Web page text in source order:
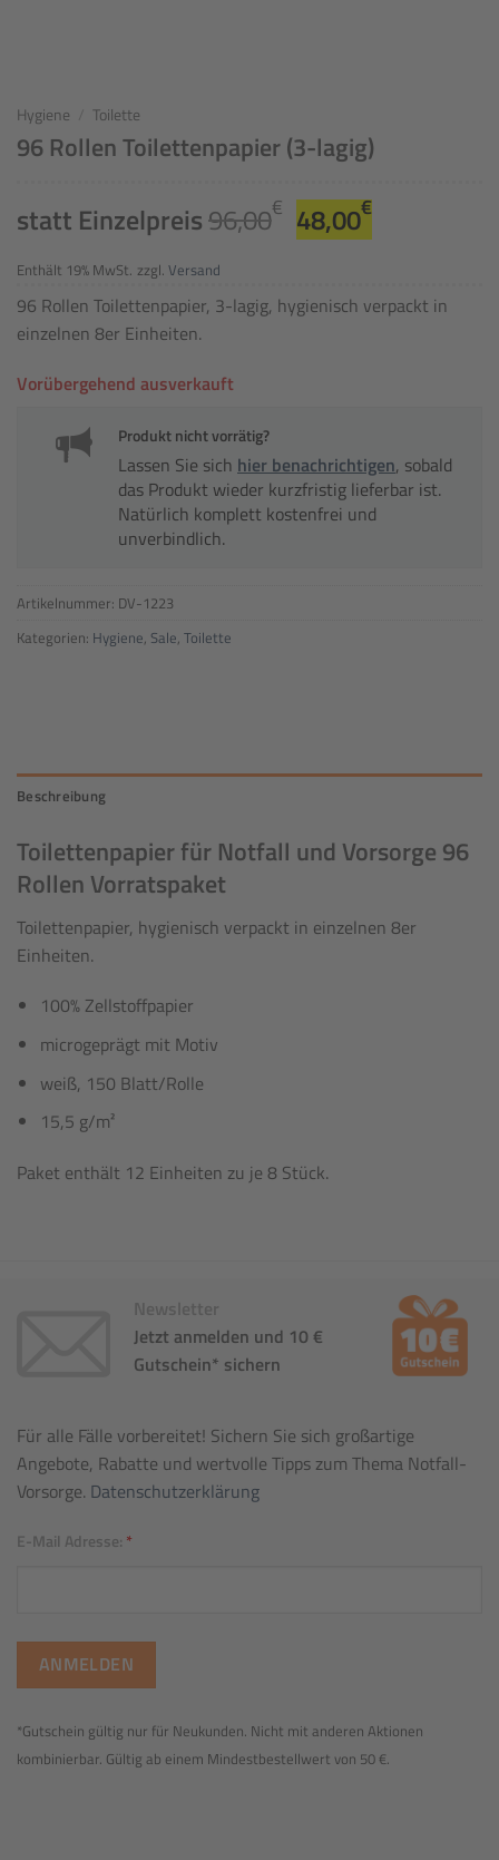
Hygiene Toilette
96 Rollen Toilettenpapier (3-lagig)
statt Einzelpreis96,00€ Ursprünglicher
Preis
96,00€
48,00€Aktueller
Preis
48,00€.
Enthält 19% MwSt. zzgl. Versand
96 Rollen Toilettenpapier, 3-lagig, hygienisch verpackt in
einzelnen 8er Einheiten.
Vorübergehend ausverkauft
Produkt nicht vorrätig?
Lassen Sie sich hier benachrichtigen, sobald
das Produkt wieder kurzfristig lieferbar ist.
Natürlich komplett kostenfrei und
unverbindlich.
Artikelnummer: DV-1223
Kategorien: Hygiene, Sale, Toilette
Beschreibung
Toilettenpapier für Notfall und Vorsorge 96
Rollen Vorratspaket
Toilettenpapier, hygienisch verpackt in einzelnen 8er
Einheiten.
100% Zellstoffpapier
microgeprägt mit Motiv
weiß, 150 Blatt/Rolle
15,5 g/m²
Paket enthält 12 Einheiten zu je 8 Stück.
Newsletter
Jetzt anmelden und 10 €
Gutschein* sichern
Für alle Fälle vorbereitet! Sichern Sie sich großartige
Angebote, Rabatte und wertvolle Tipps zum Thema Notfall-
Vorsorge. Datenschutzerklärung
E-Mail Adresse: *
*Gutschein gültig nur für Neukunden. Nicht mit anderen Aktionen
kombinierbar. Gültig ab einem Mindestbestellwert von 50 €.